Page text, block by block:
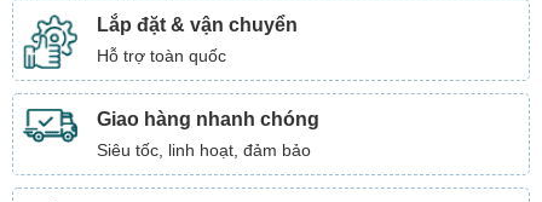
Lắp đặt & vận chuyển
Hỗ trợ toàn quốc
Giao hàng nhanh chóng
Siêu tốc, linh hoạt, đảm bảo